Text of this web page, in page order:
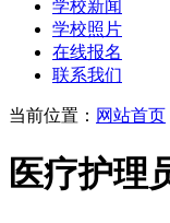
学校新闻
学校照片
在线报名
联系我们
当前位置： 网站首页
医疗护理